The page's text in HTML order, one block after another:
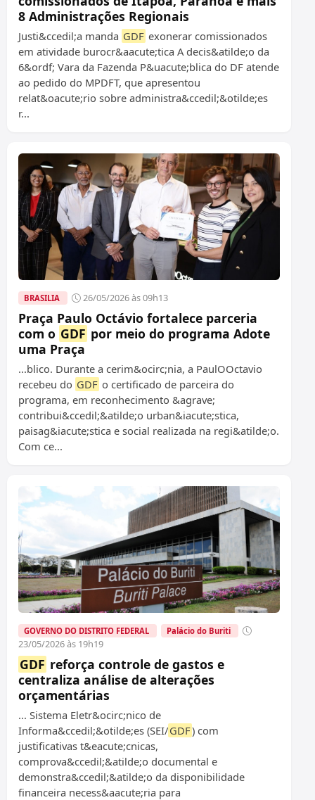
8 Administrações Regionais
Justi&ccedil;a manda GDF exonerar comissionados
em atividade burocr&aacute;tica A decis&atilde;o da
6&ordf; Vara da Fazenda P&uacute;blica do DF atende
ao pedido do MPDFT, que apresentou
relat&oacute;rio sobre administra&ccedil;&otilde;es
r...
BRASILIA 26/05/2026 às 09h13
Praça Paulo Octávio fortalece parceria
com o GDF por meio do programa Adote
uma Praça
...blico. Durante a cerim&ocirc;nia, a PaulOOctavio
recebeu do GDF o certificado de parceira do
programa, em reconhecimento &agrave;
contribui&ccedil;&atilde;o urban&iacute;stica,
paisag&iacute;stica e social realizada na regi&atilde;o.
Com ce...
GOVERNO DO DISTRITO FEDERAL Palácio do Buriti
23/05/2026 às 19h19
GDF reforça controle de gastos e
centraliza análise de alterações
orçamentárias
... Sistema Eletr&ocirc;nico de
Informa&ccedil;&otilde;es (SEI/GDF) com
justificativas t&eacute;cnicas,
comprova&ccedil;&atilde;o documental e
demonstra&ccedil;&atilde;o da disponibilidade
financeira necess&aacute;ria para